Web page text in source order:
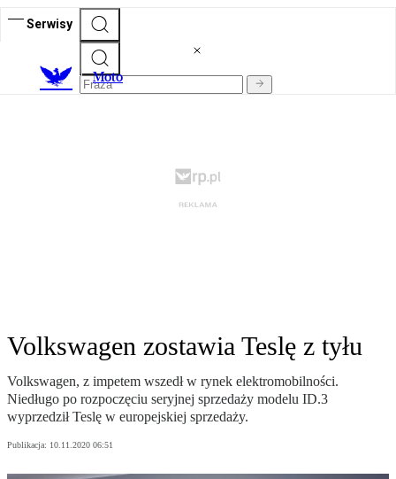
Serwisy
Moto
Volkswagen zostawia Teslę z tyłu
Volkswagen, z impetem wszedł w rynek elektromobilności.
Niedługo po rozpoczęciu seryjnej sprzedaży modelu ID.3
wyprzedził Teslę w europejskiej sprzedaży.
Publikacja: 10.11.2020 06:51